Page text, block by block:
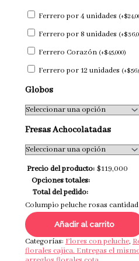
Ferrero por 4 unidades (+$
Ferrero por 8 unidades (+$
Ferrero Corazón (+$45,000)
Ferrero por 12 unidades (+$
Globos
Fresas Achocolatadas
Precio del producto: $119,000
Opciones totales:
Total del pedido:
Columpio peluche rosas cantidad
Añadir al carrito
Categorías:Flores con peluche,
florales cajica. Entregas el